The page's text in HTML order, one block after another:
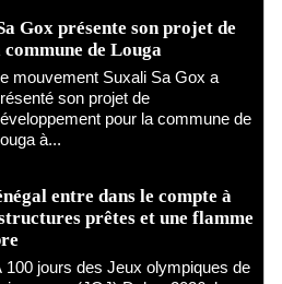
Gox présente son projet de
de Louga
mouvement Suxali Sa Gox a
son projet de
pour la commune de
à...
entre dans le compte à
prêtes et une flamme
100 jours des Jeux olympiques de